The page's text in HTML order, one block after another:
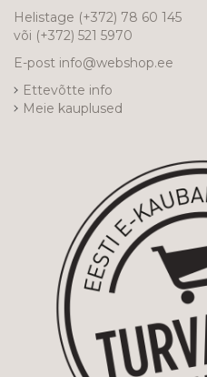
Helistage (+372) 78 60 145
või (+372) 521 5970
E-post info@webshop.ee
Ettevõtte info
Meie kauplused